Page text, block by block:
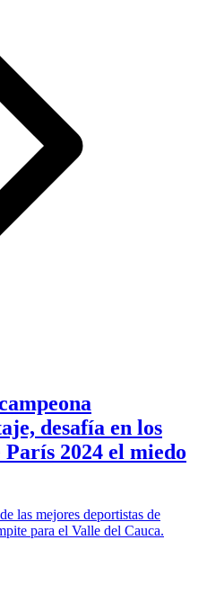
desafía en los
2024 el miedo